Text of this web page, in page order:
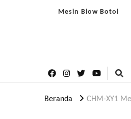
Mesin Blow Botol
Beranda CHM-XY1